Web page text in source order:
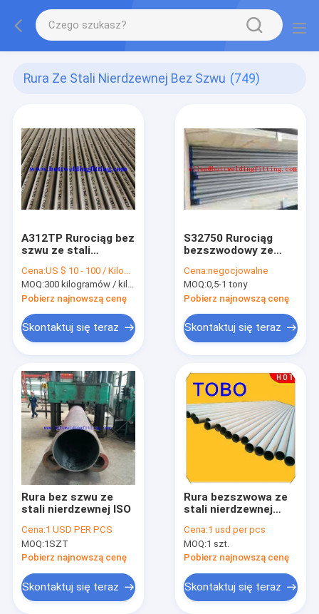
Rura Ze Stali Nierdzewnej Bez Szwu (749)
A312TP Rurociąg bez
szwu ze stali
Cena:US $ 10 - 100 / Kilogram
MOQ:300 kilogramów / kilogramy
Pobierz najnowszą cenę
Skontaktuj się teraz
S32750 Rurociąg
bezszwodowy ze
Cena:negocjowalne
MOQ:0,5-1 tony
Pobierz najnowszą cenę
Skontaktuj się teraz
Rura bez szwu ze
stali nierdzewnej ISO
Cena:1 USD PER PCS
MOQ:1SZT
Pobierz najnowszą cenę
Skontaktuj się teraz
Rura bezszwowa ze
stali nierdzewnej
Cena:1 usd per pcs
MOQ:1 szt.
Pobierz najnowszą cenę
Skontaktuj się teraz